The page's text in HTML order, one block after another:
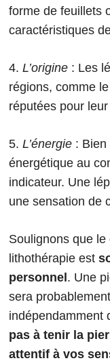
forme de feuillets
caractéristiques
4. L’origine : Les
régions, comme
réputées pour
5. L’énergie : Bien
énergétique au
indicateur. Une
une sensation de
Soulignons que le
lithothérapie est
personnel . Une
sera
indépendamment
pas à tenir la
attentif à vos